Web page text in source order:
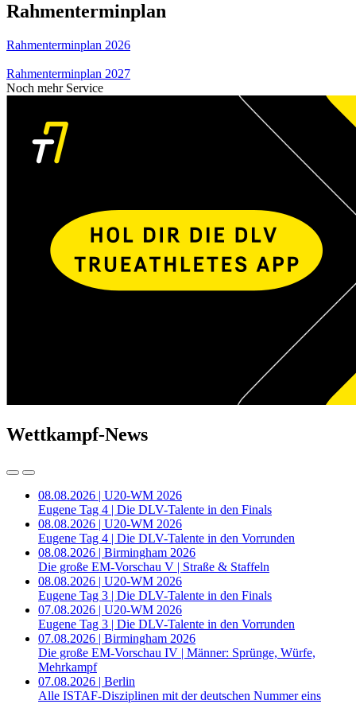
Rahmenterminplan
Rahmenterminplan 2026
Rahmenterminplan 2027
Noch mehr Service
Wettkampf-News
08.08.2026 | U20-WM 2026
Eugene Tag 4 | Die DLV-Talente in den Finals
08.08.2026 | U20-WM 2026
Eugene Tag 4 | Die DLV-Talente in den Vorrunden
08.08.2026 | Birmingham 2026
Die große EM-Vorschau V | Straße & Staffeln
08.08.2026 | U20-WM 2026
Eugene Tag 3 | Die DLV-Talente in den Finals
07.08.2026 | U20-WM 2026
Eugene Tag 3 | Die DLV-Talente in den Vorrunden
07.08.2026 | Birmingham 2026
Die große EM-Vorschau IV | Männer: Sprünge, Würfe,
Mehrkampf
07.08.2026 | Berlin
Alle ISTAF-Disziplinen mit der deutschen Nummer eins